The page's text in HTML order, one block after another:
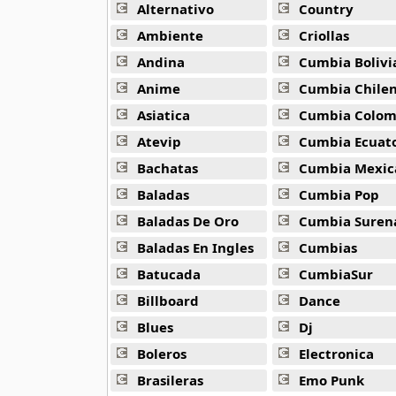
80s Ballads
48 músicas online
80s Pop Rock
50 músicas online
90s Acoustic Hits
39 músicas online
90s Latin Music
50 músicas online
90s Party Hits
58 músicas online
90s Pop Rock
50 músicas online
Alternativo
Ambiente
Andina
Anime
Asiatica
Atevip
Bachatas
Baladas
Baladas De Oro
Baladas En Ingles
Batucada
Billboard
Blues
Boleros
Brasileras
Country
Criollas
Cumbia
Cumbia
Cumbia
Cumbia
Cumbia
Cumbia Pop
Cumbia
Cumbias
CumbiaSur
Dance
Dj
Electronica
Emo Punk